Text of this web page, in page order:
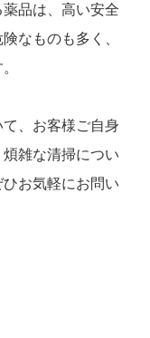
品は、高い安全
なものも多く、
、お客様ご自身
雑な清掃につい
お気軽にお問い